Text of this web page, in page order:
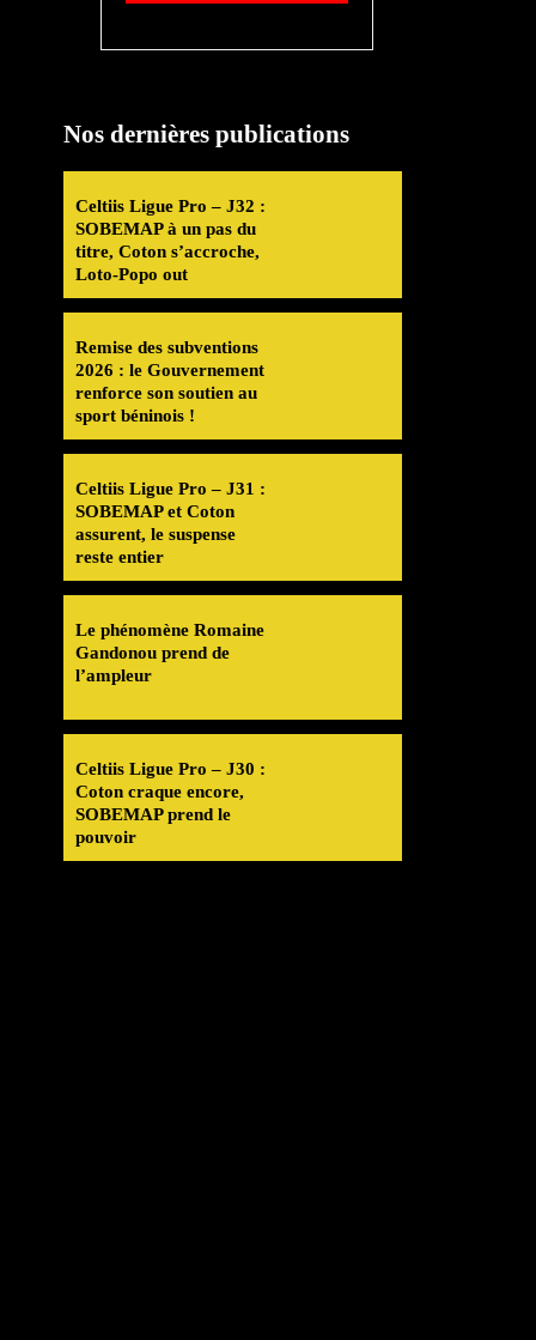
Nos dernières publications
Celtiis Ligue Pro – J32 :
SOBEMAP à un pas du
titre, Coton s’accroche,
Loto-Popo out
Remise des subventions
2026 : le Gouvernement
renforce son soutien au
sport béninois !
Celtiis Ligue Pro – J31 :
SOBEMAP et Coton
assurent, le suspense
reste entier
Le phénomène Romaine
Gandonou prend de
l’ampleur
Celtiis Ligue Pro – J30 :
Coton craque encore,
SOBEMAP prend le
pouvoir